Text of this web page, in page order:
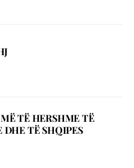
TË HERSHME TË
DHE TË SHQIPES